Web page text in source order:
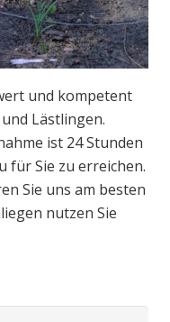
und kompetent
Lästlingen.
uns am besten
nutzen Sie